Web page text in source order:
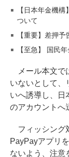
【日本年金機
ついて
【重要】差押
【至急】 国民
メール本文で
いないとして、
いへ誘導し、日
のアカウントへ
フィッシング
PayPayアプリ
ないよう、注意